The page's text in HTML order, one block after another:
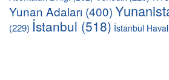
Yunan Adaları (400)
(229) İstanbul (518) İstanbul